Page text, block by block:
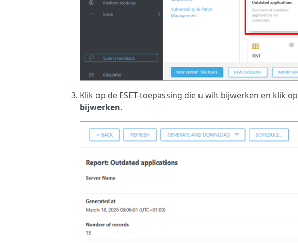
Klik op de ESET-toepassing die u wilt bijwerken en klik op
bijwerken.